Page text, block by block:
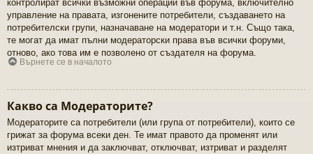
контролират всички възможни операции във форума, включително
управление на правата, изгонените потребители, създаването на
потребителски групи, назначаване на модератори и т.н. Също така,
те могат да имат пълни модераторски права във всички форуми,
отново, ако това им е позволено от създателя на форума.
Върнете се в началото
Какво са Модераторите?
Модераторите са потребители (или група от потребители), които се
грижат за форума всеки ден. Те имат правото да променят или
изтриват мнения и да заключват, отключват, изтриват и разделят